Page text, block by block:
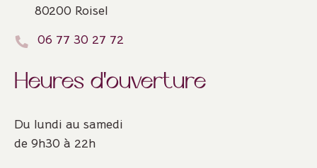
80200 Roisel
06 77 30 27 72
Heures d'ouverture
Du lundi au samedi
de 9h30 à 22h